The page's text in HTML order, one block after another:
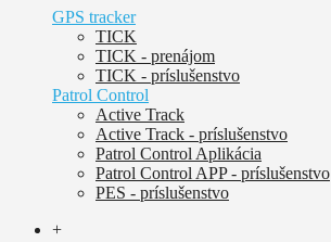
GPS tracker
TICK
TICK - prenájom
TICK - príslušenstvo
Patrol Control
Active Track
Active Track - príslušenstvo
Patrol Control Aplikácia
Patrol Control APP - príslušenstvo
PES - príslušenstvo
+